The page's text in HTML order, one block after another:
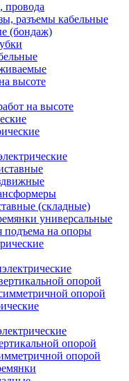
провода
разъемы кабельные
(бондаж)
высоте
на высоте
(складные)
универсальные
подъема на опоры
опорой
опорой
опорой
опорой